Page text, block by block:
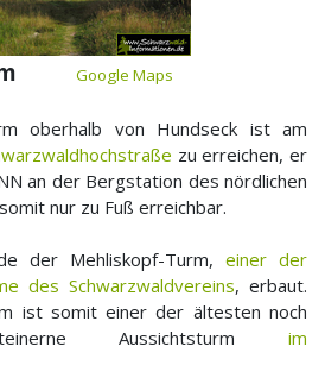
Google Maps
oberhalb von Hundseck ist am
zu erreichen, er
an der Bergstation des nördlichen
nur zu Fuß erreichbar.
der Mehliskopf-Turm, einer der
des Schwarzwaldvereins, erbaut.
ist somit einer der ältesten noch
Aussichtsturm im